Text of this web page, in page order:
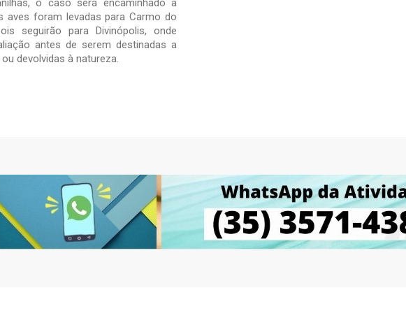
o caso será encaminhado à
aves foram levadas para Carmo do
seguirão para Divinópolis, onde
antes de serem destinadas a
devolvidas à natureza.